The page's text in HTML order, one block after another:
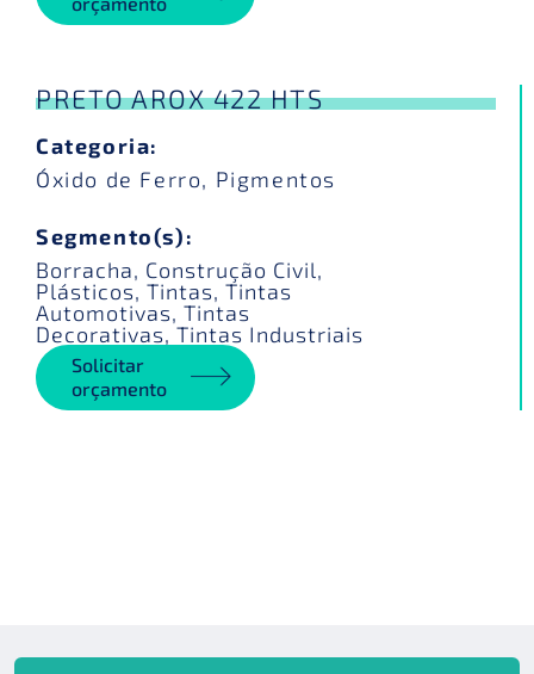
PRETO AROX 422 HTS
Categoria:
Óxido de Ferro, Pigmentos
Segmento(s):
Borracha, Construção Civil,
Plásticos, Tintas, Tintas
Automotivas, Tintas
Decorativas, Tintas Industriais
Solicitar
orçamento